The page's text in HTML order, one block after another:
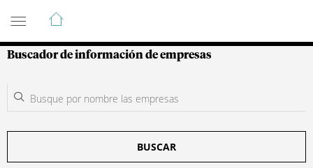
Guía de Empresas Colombianas
Buscador de información de empresas
BUSCAR